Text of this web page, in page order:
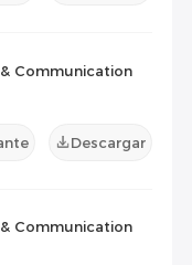
Communication
Descargar
Communication